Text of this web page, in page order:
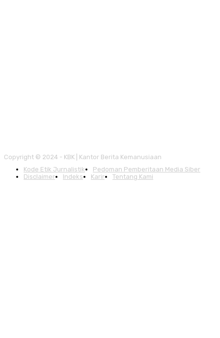
Copyright © 2024 - KBK | Kantor Berita Kemanusiaan
Kode Etik Jurnalistik
Pedoman Pemberitaan Media Siber
Disclaimer
Indeks Karir Tentang Kami